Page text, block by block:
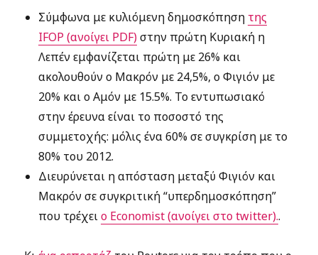
Σύμφωνα με κυλιόμενη δημοσκόπηση της
IFOP (ανοίγει PDF)στην πρώτη Κυριακή η
Λεπέν εμφανίζεται πρώτη με 26% και
ακολουθούν ο Μακρόν με 24,5%, ο Φιγιόν με
20% και ο Αμόν με 15.5%. Το εντυπωσιακό
στην έρευνα είναι το ποσοστό της
συμμετοχής: μόλις ένα 60% σε συγκρίση με το
80% του 2012.
Διευρύνεται η απόσταση μεταξύ Φιγιόν και
Μακρόν σε συγκριτική “υπερδημοσκόπηση”
που τρέχειο Economist (ανοίγει στο twitter)..